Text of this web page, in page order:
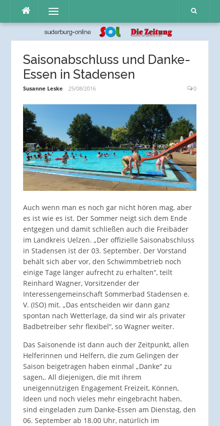
Inhalt
Menü
Saisonabschluss und Danke-
Essen in Stadensen
Susanne Leske 25/08/2016 0
Auch wenn man es noch gar nicht hören mag, aber
es ist wie es ist. Der Sommer neigt sich dem Ende
entgegen und damit schließen auch die Freibäder
im Landkreis Uelzen. „Der offizielle Saisonabschluss
in Stadensen ist der 03. September. Der Vorstand
behält sich aber vor, den Schwimmbetrieb noch
einige Tage länger aufrecht zu erhalten“, teilt
Reinhard Wagner, Vorsitzender der
Interessengemeinschaft Sommerbad Stadensen e.
V. (ISO) mit. „Das entscheiden wir dann ganz
spontan nach Wetterlage, da sind wir als privater
Badbetreiber sehr flexibel“, so Wagner weiter.
Das Saisonende ist dann auch der Zeitpunkt, allen
Helferinnen und Helfern, die zum Gelingen der
Saison beigetragen haben einmal „Danke“ zu
sagen,. All diejenigen, die mit ihrem
uneigennützigen Engagement Freizeit, Können,
Ideen und noch vieles mehr eingebracht haben,
sind eingeladen zum Danke-Essen am Dienstag, den
06. September ab 18.00 Uhr, natürlich im